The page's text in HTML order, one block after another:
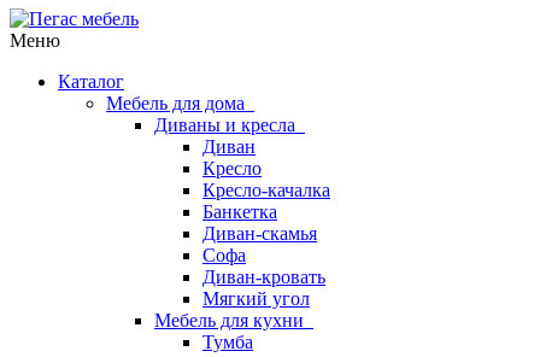
Меню
Каталог
Мебель для дома
Диваны и кресла
Диван
Кресло
Кресло-качалка
Банкетка
Диван-скамья
Софа
Диван-кровать
Мягкий угол
Мебель для кухни
Тумба